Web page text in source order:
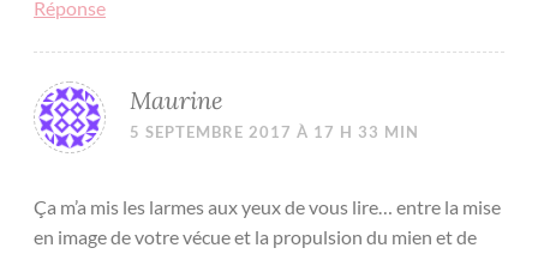
Réponse
Maurine
5 SEPTEMBRE 2017 À 17 H 33 MIN
Ça m’a mis les larmes aux yeux de vous lire… entre la mise
en image de votre vécue et la propulsion du mien et de